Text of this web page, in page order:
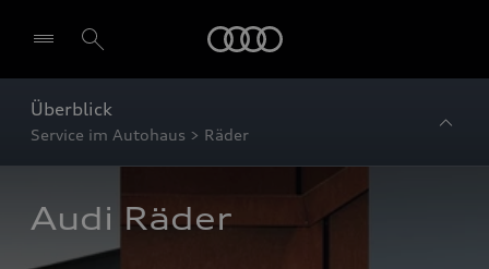
Überblick
Service im Autohaus > Räder
Audi Räder